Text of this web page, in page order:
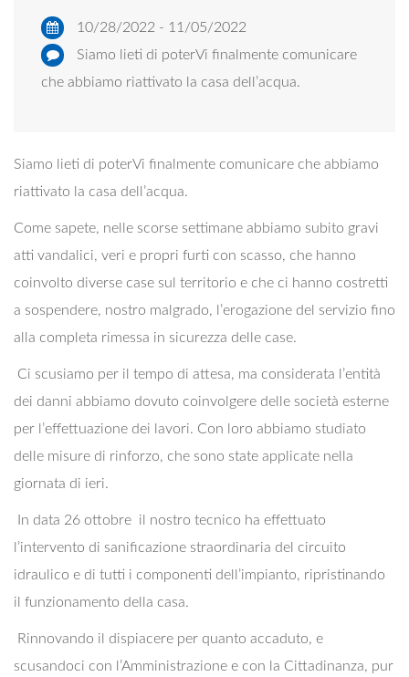
10/28/2022 - 11/05/2022
Siamo lieti di poterVi finalmente comunicare
che abbiamo riattivato la casa dell’acqua.
Siamo lieti di poterVi finalmente comunicare che abbiamo
riattivato la casa dell’acqua.
Come sapete, nelle scorse settimane abbiamo subito gravi
atti vandalici, veri e propri furti con scasso, che hanno
coinvolto diverse case sul territorio e che ci hanno costretti
a sospendere, nostro malgrado, l’erogazione del servizio fino
alla completa rimessa in sicurezza delle case.
Ci scusiamo per il tempo di attesa, ma considerata l’entità
dei danni abbiamo dovuto coinvolgere delle società esterne
per l’effettuazione dei lavori. Con loro abbiamo studiato
delle misure di rinforzo, che sono state applicate nella
giornata di ieri.
In data 26 ottobre il nostro tecnico ha effettuato
l’intervento di sanificazione straordinaria del circuito
idraulico e di tutti i componenti dell’impianto, ripristinando
il funzionamento della casa.
Rinnovando il dispiacere per quanto accaduto, e
scusandoci con l’Amministrazione e con la Cittadinanza, pur